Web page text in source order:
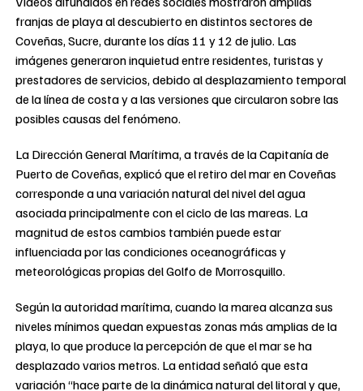
franjas de playa al descubierto en distintos sectores de
Coveñas, Sucre, durante los días 11 y 12 de julio. Las
imágenes generaron inquietud entre residentes, turistas y
prestadores de servicios, debido al desplazamiento temporal
de la línea de costa y a las versiones que circularon sobre las
posibles causas del fenómeno.
La Dirección General Marítima, a través de la Capitanía de
Puerto de Coveñas, explicó que el retiro del mar en Coveñas
corresponde a una variación natural del nivel del agua
asociada principalmente con el ciclo de las mareas. La
magnitud de estos cambios también puede estar
influenciada por las condiciones oceanográficas y
meteorológicas propias del Golfo de Morrosquillo.
Según la autoridad marítima, cuando la marea alcanza sus
niveles mínimos quedan expuestas zonas más amplias de la
playa, lo que produce la percepción de que el mar se ha
desplazado varios metros. La entidad señaló que esta
variación “hace parte de la dinámica natural del litoral y que,